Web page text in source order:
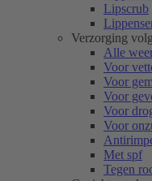
Lipscrub
Verzorging
Alle
Voor
Voor
Voor
Voor
Voor
Met spf
Tegen